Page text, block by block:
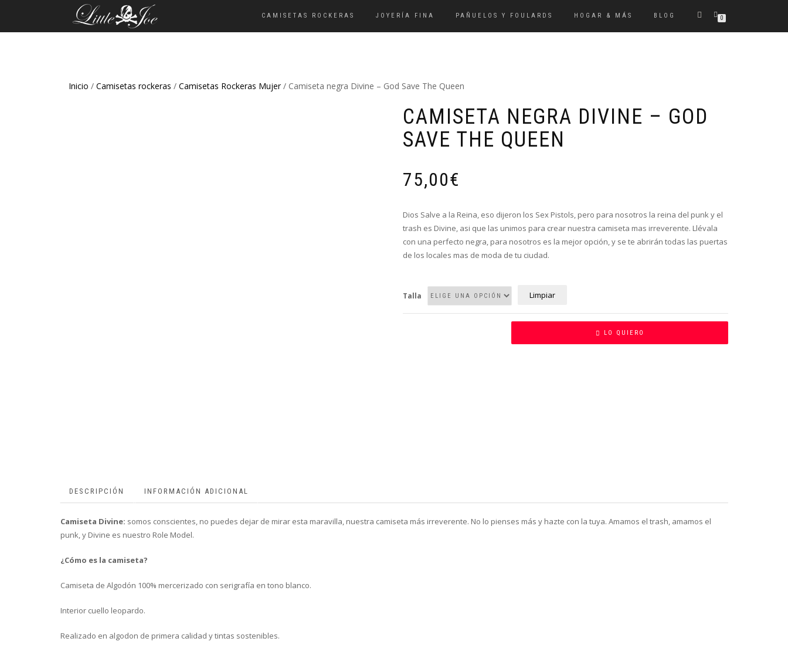
CAMISETAS ROCKERAS JOYERÍA FINA PAÑUELOS Y FOULARDS HOGAR & MÁS BLOG 0
Inicio / Camisetas rockeras / Camisetas Rockeras Mujer/ Camiseta negra Divine – God Save The Queen
CAMISETA NEGRA DIVINE – GOD
SAVE THE QUEEN
75,00€
Dios Salve a la Reina, eso dijeron los Sex Pistols, pero para nosotros la reina del punk y el
trash es Divine, asi que las unimos para crear nuestra camiseta mas irreverente. Llévala
con una perfecto negra, para nosotros es la mejor opción, y se te abrirán todas las puertas
de los locales mas de moda de tu ciudad.
Talla Limpiar
LO QUIERO
DESCRIPCIÓN INFORMACIÓN ADICIONAL
Camiseta Divine: somos conscientes, no puedes dejar de mirar esta maravilla, nuestra camiseta más irreverente. No lo pienses más y hazte con la tuya. Amamos el trash, amamos el
punk, y Divine es nuestro Role Model.
¿Cómo es la camiseta?
Camiseta de Algodón 100% mercerizado con serigrafía en tono blanco.
Interior cuello leopardo.
Realizado en algodon de primera calidad y tintas sostenibles.